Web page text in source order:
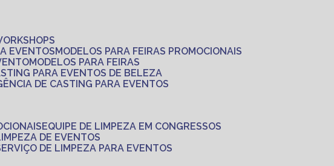
EVENTOS
MODELOS PARA FEIRAS PROMOCIONAIS
MODELOS PARA FEIRAS
PARA EVENTOS DE BELEZA
DE CASTING PARA EVENTOS
EQUIPE DE LIMPEZA EM CONGRESSOS
LIMPEZA DE EVENTOS
SERVIÇO DE LIMPEZA PARA EVENTOS